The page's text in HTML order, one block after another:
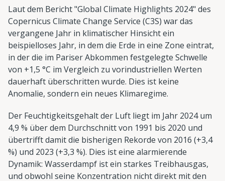
Laut dem Bericht "Global Climate Highlights 2024" des
Copernicus Climate Change Service (C3S) war das
vergangene Jahr in klimatischer Hinsicht ein
beispielloses Jahr, in dem die Erde in eine Zone eintrat,
in der die im Pariser Abkommen festgelegte Schwelle
von +1,5 °C im Vergleich zu vorindustriellen Werten
dauerhaft überschritten wurde. Dies ist keine
Anomalie, sondern ein neues Klimaregime.
Der Feuchtigkeitsgehalt der Luft liegt im Jahr 2024 um
4,9 % über dem Durchschnitt von 1991 bis 2020 und
übertrifft damit die bisherigen Rekorde von 2016 (+3,4
%) und 2023 (+3,3 %). Dies ist eine alarmierende
Dynamik: Wasserdampf ist ein starkes Treibhausgas,
und obwohl seine Konzentration nicht direkt mit den